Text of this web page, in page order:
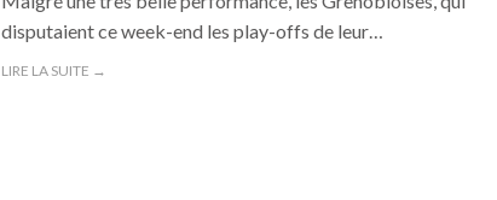
disputaient ce week-end les play-offs de leur…
LIRE LA SUITE →